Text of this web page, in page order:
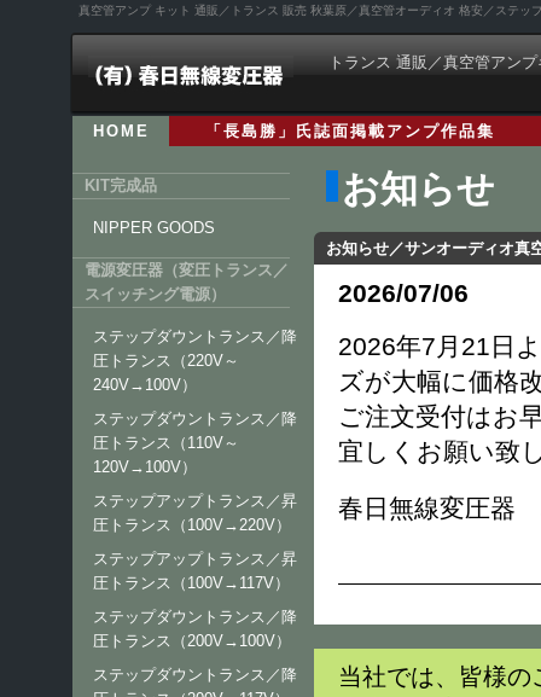
真空管アンプ キット 通販／トランス 販売 秋葉原／真空管オーディオ 格安／ステ
トランス 通販／真空管アン
HOME 「長島勝」氏誌面掲載アンプ作品集
お知らせ
お知らせ／サンオーディオ
2026/07/06
2026年7月21日
ズが大幅に価格
ご注文受付はお
宜しくお願い致
春日無線変圧器
当社では、皆様
KIT完成品
NIPPER GOODS
電源変圧器（変圧トランス／
スイッチング電源）
ステップダウントランス／降
圧トランス（220V～
240V→100V）
ステップダウントランス／降
圧トランス（110V～
120V→100V）
ステップアップトランス／昇
圧トランス（100V→220V）
ステップアップトランス／昇
圧トランス（100V→117V）
ステップダウントランス／降
圧トランス（200V→100V）
ステップダウントランス／降